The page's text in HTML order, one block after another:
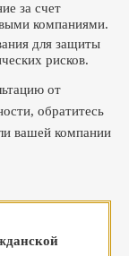
за счет
компаниями.
для защиты
рисков.
от
обратитесь
вашей компании